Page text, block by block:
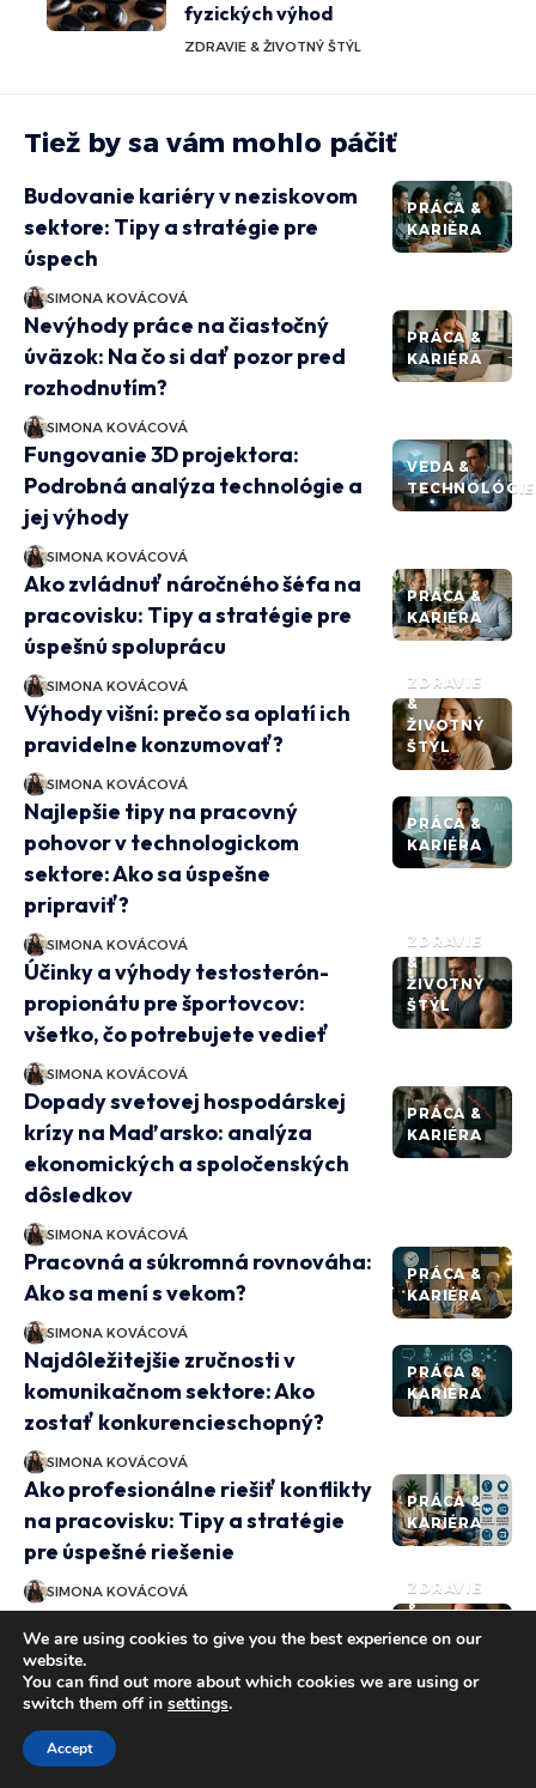
fyzických výhod
ZDRAVIE & ŽIVOTNÝ ŠTÝL
Tiež by sa vám mohlo páčiť
PRÁCA &
KARIÉRA
Budovanie kariéry v neziskovom
sektore: Tipy a stratégie pre
úspech
SIMONA KOVÁCOVÁ
PRÁCA &
KARIÉRA
Nevýhody práce na čiastočný
úväzok: Na čo si dať pozor pred
rozhodnutím?
SIMONA KOVÁCOVÁ
VEDA &
TECHNOLÓGIE
Fungovanie 3D projektora:
Podrobná analýza technológie a
jej výhody
SIMONA KOVÁCOVÁ
PRÁCA &
KARIÉRA
Ako zvládnuť náročného šéfa na
pracovisku: Tipy a stratégie pre
úspešnú spoluprácu
SIMONA KOVÁCOVÁ
ZDRAVIE
&
ŽIVOTNÝ
ŠTÝL
Výhody višní: prečo sa oplatí ich
pravidelne konzumovať?
SIMONA KOVÁCOVÁ
PRÁCA &
KARIÉRA
Najlepšie tipy na pracovný
pohovor v technologickom
sektore: Ako sa úspešne
pripraviť?
SIMONA KOVÁCOVÁ
ZDRAVIE
&
ŽIVOTNÝ
ŠTÝL
Účinky a výhody testosterón-
propionátu pre športovcov:
všetko, čo potrebujete vedieť
SIMONA KOVÁCOVÁ
PRÁCA &
KARIÉRA
Dopady svetovej hospodárskej
krízy na Maďarsko: analýza
ekonomických a spoločenských
dôsledkov
SIMONA KOVÁCOVÁ
PRÁCA &
KARIÉRA
Pracovná a súkromná rovnováha:
Ako sa mení s vekom?
SIMONA KOVÁCOVÁ
PRÁCA &
KARIÉRA
Najdôležitejšie zručnosti v
komunikačnom sektore: Ako
zostať konkurencieschopný?
SIMONA KOVÁCOVÁ
PRÁCA &
KARIÉRA
Ako profesionálne riešiť konflikty
na pracovisku: Tipy a stratégie
pre úspešné riešenie
SIMONA KOVÁCOVÁ
ZDRAVIE
&
Výhody a použitie prášku
triphala: Čo by ste mali vedieť
SIMONA KOVÁCOVÁ
We are using cookies to give you the best experience on our
website.
You can find out more about which cookies we are using or
switch them off in settings.
Accept